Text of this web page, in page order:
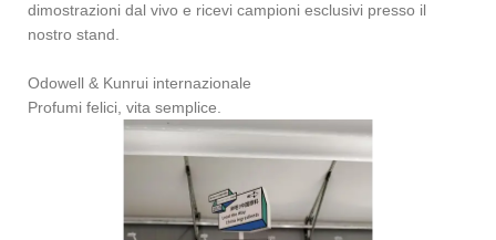
dimostrazioni dal vivo e ricevi campioni esclusivi presso il
nostro stand.
Odowell & Kunrui internazionale
Profumi felici, vita semplice.